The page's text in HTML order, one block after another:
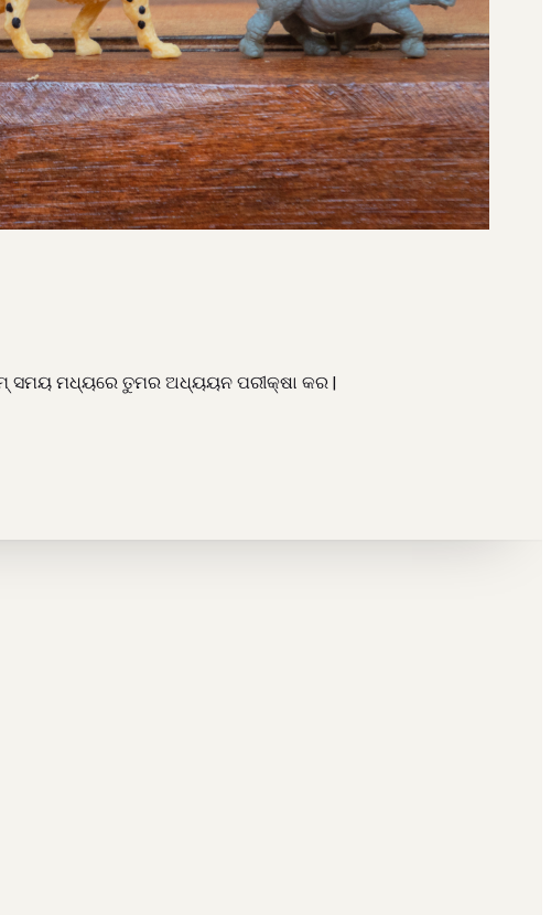
ସମୟ ମଧ୍ୟରେ ତୁମର ଅଧ୍ୟୟନ ପରୀକ୍ଷା କର |